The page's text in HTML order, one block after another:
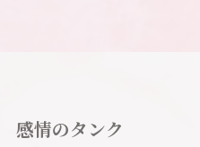
感情のタンク